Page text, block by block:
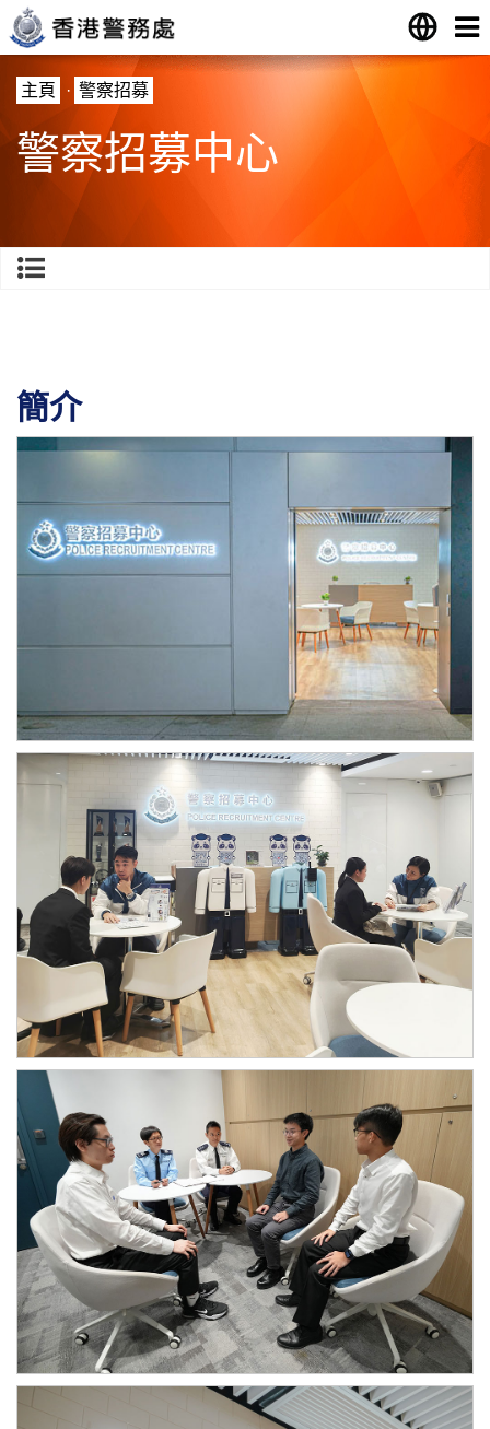
主頁 · 警察招募
警察招募中心
簡介